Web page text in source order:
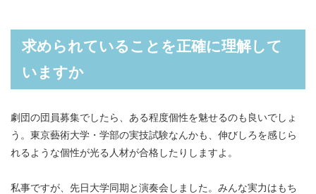
求められていることを正確に理解して
いますか
劇団の団員募集でしたら、ある程度個性を魅せるのも良いでしょ
う。東京藝術大学・学部の実技試験なんかも、伸びしろを感じら
れるような個性が光る人材が合格したりしますよ。
私事ですが、先日大学同期と演奏会しました。みんな実力はもち